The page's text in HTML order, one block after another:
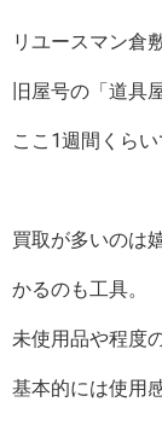
リユースマン倉
旧屋号の「道具
ここ1週間くら
買取が多いのは
かるのも工具。
未使用品や程度
基本的には使用